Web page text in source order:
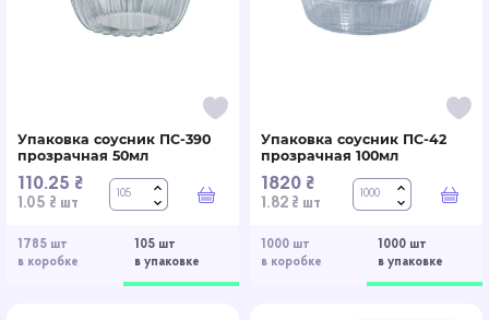
1785 шт
в коробке
105 шт
в упаковке
Упаковка соусник ПС-390
прозрачная 50мл
110.25 ₴
1.05 ₴ шт В корзину
1000 шт
в коробке
1000 шт
в упаковке
Упаковка соусник ПС-42
прозрачная 100мл
1820 ₴
1.82 ₴ шт В